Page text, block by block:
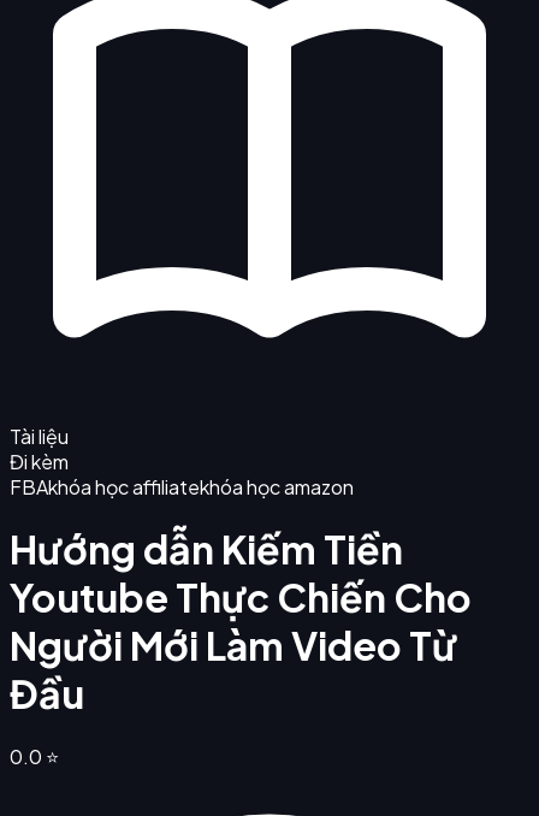
Tài liệu
Đi kèm
FBAkhóa học affiliatekhóa học amazon
Hướng dẫn Kiếm Tiền
Youtube Thực Chiến Cho
Người Mới Làm Video Từ
Đầu
0.0 ⭐